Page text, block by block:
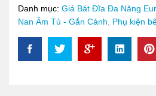
giảm
chấn
quantity
Danh mục: Giá Bát Đĩa Đa Năng
Nan Âm Tủ - Gắn Cánh, Phụ kiện